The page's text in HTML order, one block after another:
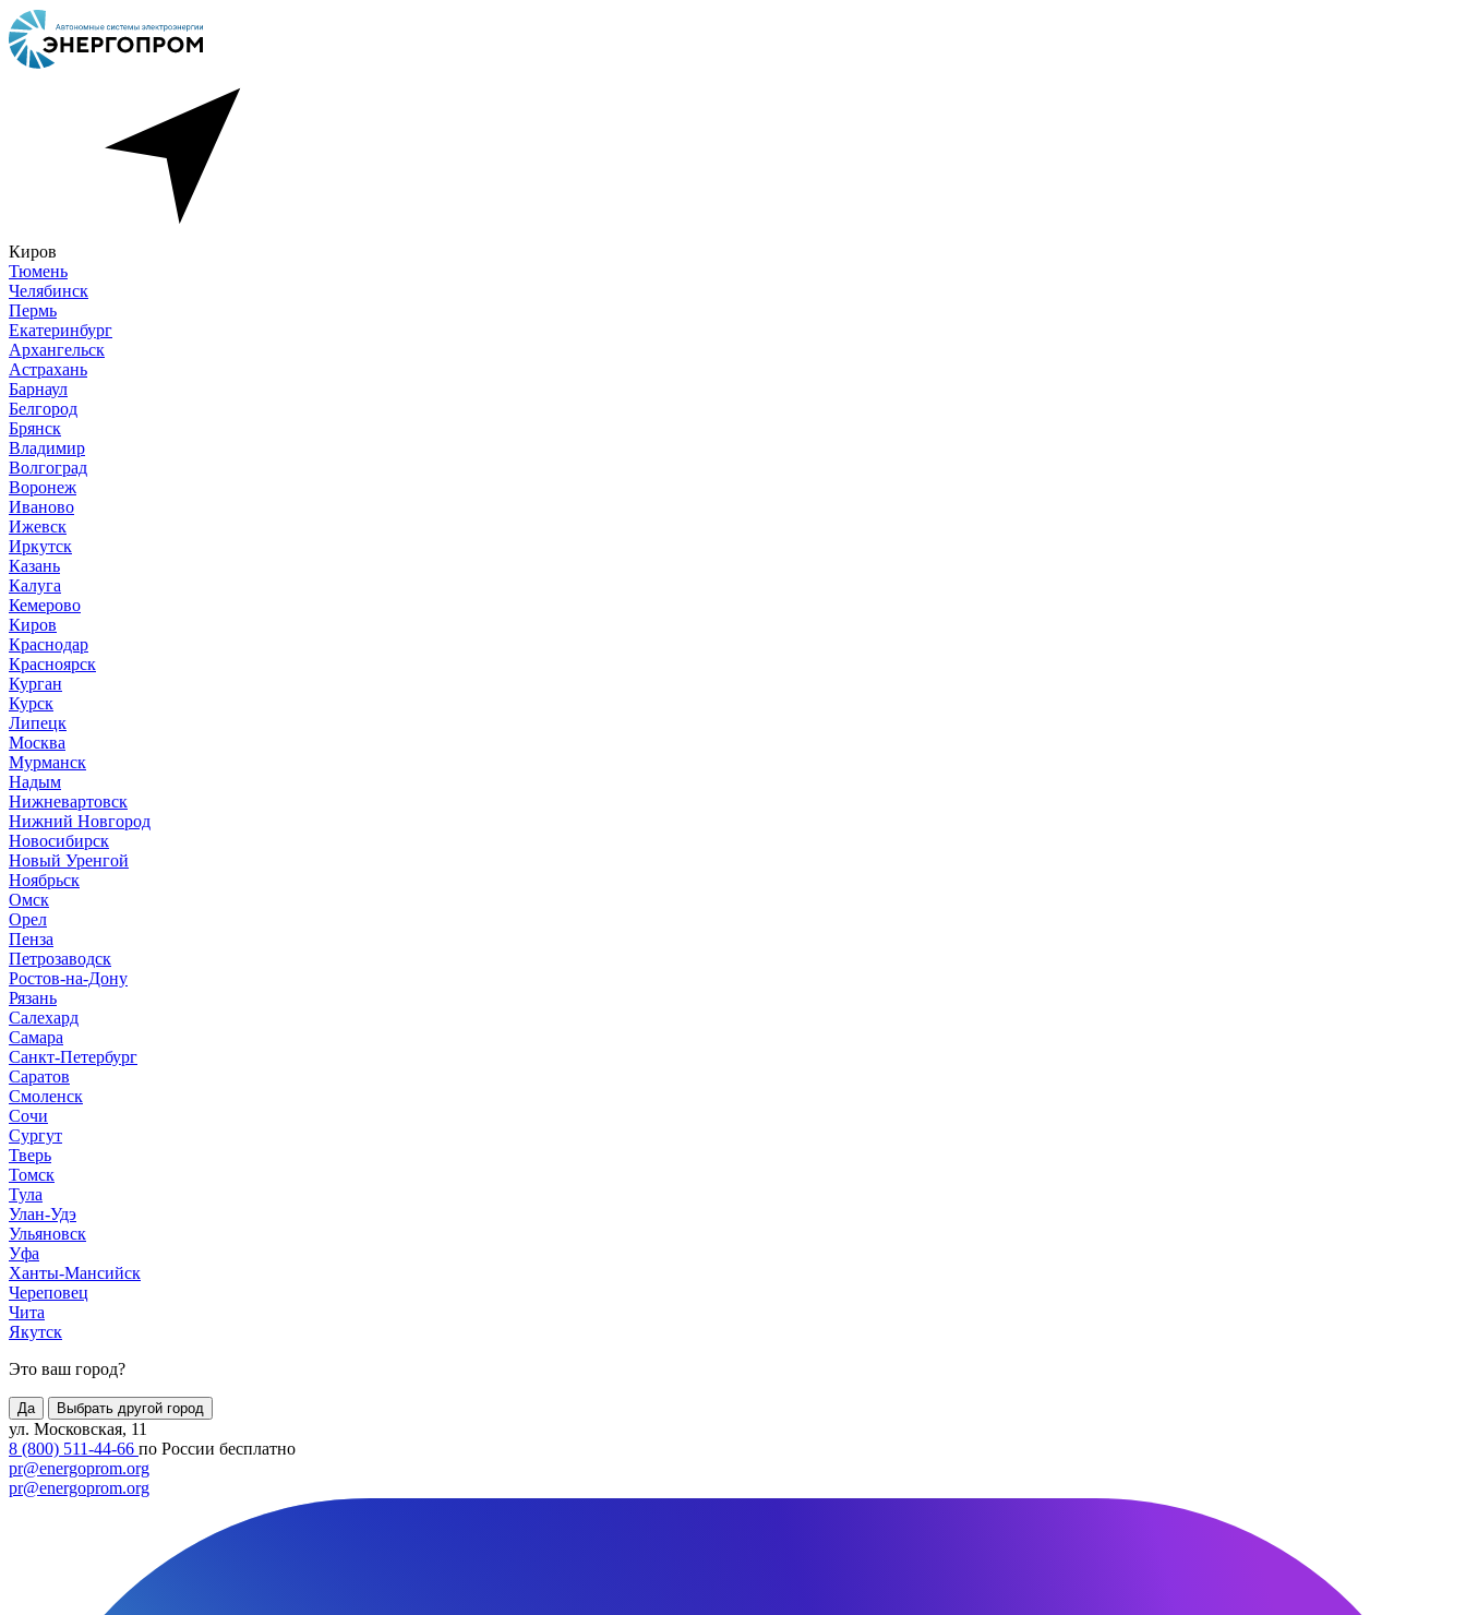
Киров
Тюмень
Челябинск
Пермь
Екатеринбург
Архангельск
Астрахань
Барнаул
Белгород
Брянск
Владимир
Волгоград
Воронеж
Иваново
Ижевск
Иркутск
Казань
Калуга
Кемерово
Киров
Краснодар
Красноярск
Курган
Курск
Липецк
Москва
Мурманск
Надым
Нижневартовск
Нижний Новгород
Новосибирск
Новый Уренгой
Ноябрьск
Омск
Орел
Пенза
Петрозаводск
Ростов-на-Дону
Рязань
Салехард
Самара
Санкт-Петербург
Саратов
Смоленск
Сочи
Сургут
Тверь
Томск
Тула
Улан-Удэ
Ульяновск
Уфа
Ханты-Мансийск
Череповец
Чита
Якутск
Это ваш город?
Да Выбрать другой город
ул. Московская, 11
8 (800) 511-44-66 по России бесплатно
pr@energoprom.org
pr@energoprom.org